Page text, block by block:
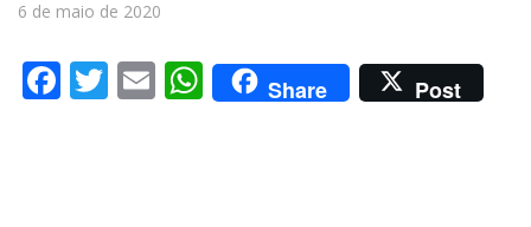
6 de maio de 2020
Facebook
Twitter
EmailWhatsApp
Share Post